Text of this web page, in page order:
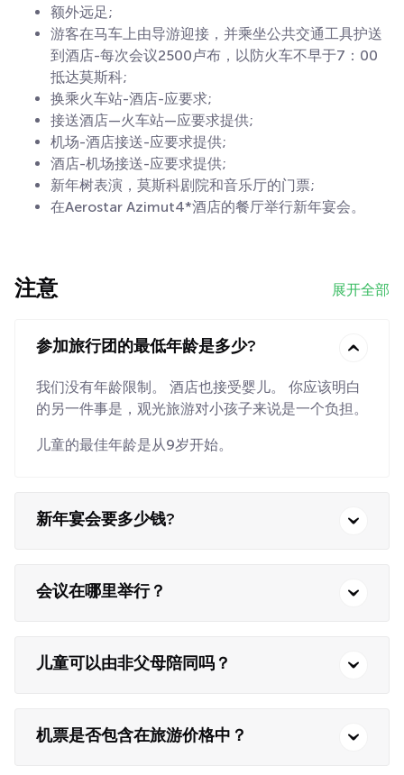
额外远足;
游客在马车上由导游迎接，并乘坐公共交通工具护送
到酒店-每次会议2500卢布，以防火车不早于7：00
抵达莫斯科;
换乘火车站-酒店-应要求;
接送酒店—火车站—应要求提供;
机场-酒店接送-应要求提供;
酒店-机场接送-应要求提供;
新年树表演，莫斯科剧院和音乐厅的门票;
在Aerostar Azimut4*酒店的餐厅举行新年宴会。
注意 展开全部
参加旅行团的最低年龄是多少?
我们没有年龄限制。 酒店也接受婴儿。 你应该明白
的另一件事是，观光旅游对小孩子来说是一个负担。
儿童的最佳年龄是从9岁开始。
新年宴会要多少钱?
会议在哪里举行？
儿童可以由非父母陪同吗？
机票是否包含在旅游价格中？